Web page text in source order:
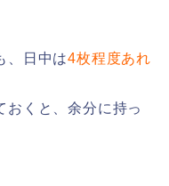
、日中は4枚程度あれ
おくと、余分に持っ